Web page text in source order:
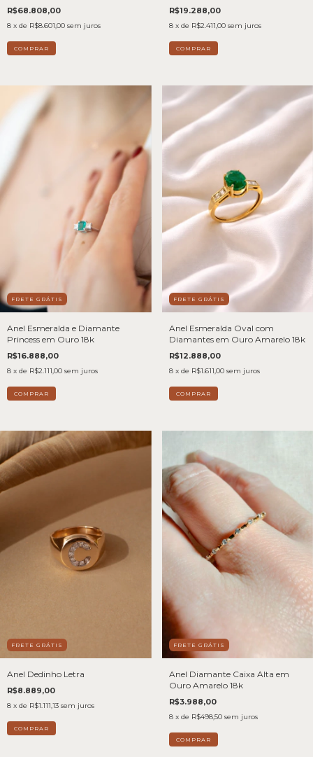
R$68.808,00
8 x de R$8.601,00 sem juros
R$19.288,00
8 x de R$2.411,00 sem juros
FRETE GRÁTIS
Anel Esmeralda e Diamante
Princess em Ouro 18k
R$16.888,00
8 x de R$2.111,00 sem juros
FRETE GRÁTIS
Anel Esmeralda Oval com
Diamantes em Ouro Amarelo 18k
R$12.888,00
8 x de R$1.611,00 sem juros
FRETE GRÁTIS
Anel Dedinho Letra
R$8.889,00
8 x de R$1.111,13 sem juros
FRETE GRÁTIS
Anel Diamante Caixa Alta em
Ouro Amarelo 18k
R$3.988,00
8 x de R$498,50 sem juros